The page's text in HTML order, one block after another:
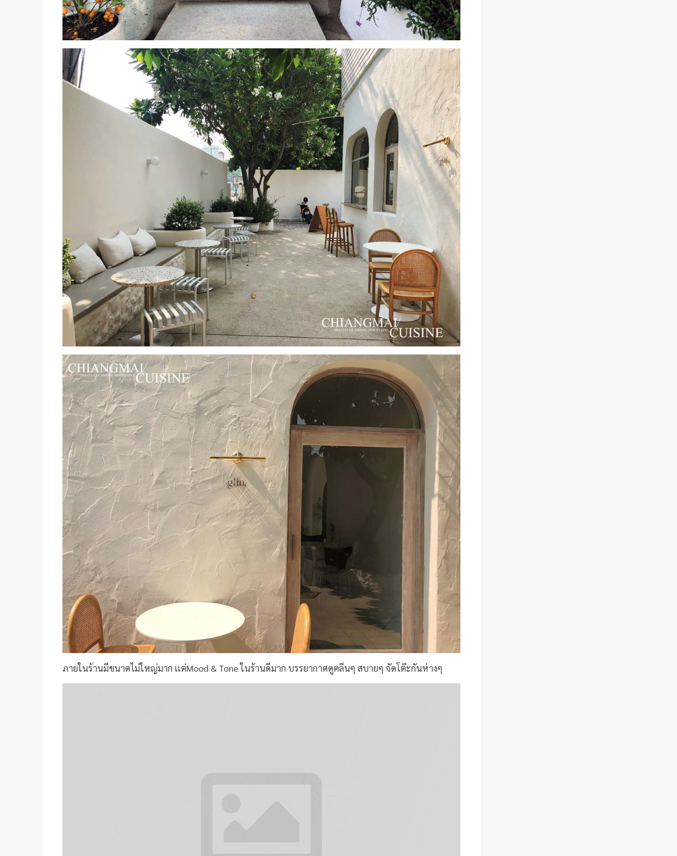
ภายในร้านมีขนาดไม่ใหญ่มาก เเต่Mood & Tone ในร้านดีมาก บรรยากาศดูคลีนๆ สบายๆ จัดโต๊ะกันห่างๆ